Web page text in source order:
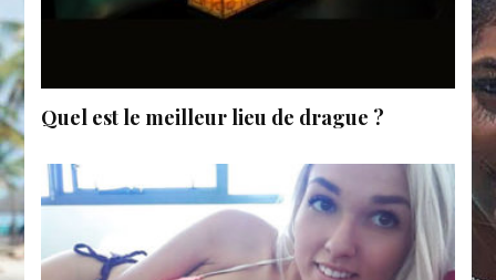
Quel est le meilleur lieu de drague ?